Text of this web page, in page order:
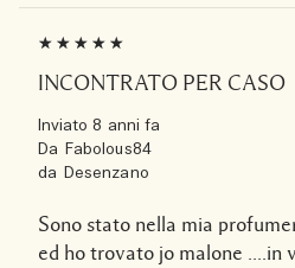
INCONTRATO PER CASO
Inviato8 anni fa
Da Fabolous84
da Desenzano
Sono stato nella mia
ed ho trovato jo malone ....in